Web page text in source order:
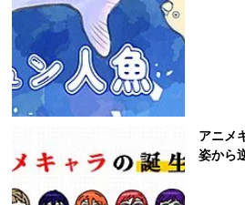
アニメ
姿から